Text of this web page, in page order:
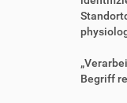
Begriff